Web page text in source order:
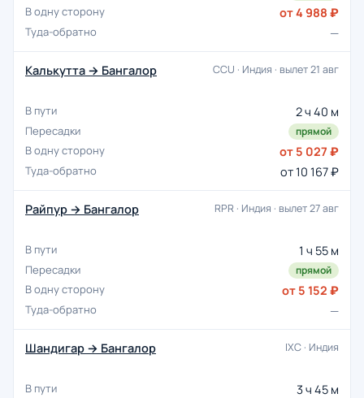
от 4 988 ₽
—
Калькутта → Бангалор CCU · Индия · вылет 21 авг
2 ч 40 м
прямой
от 5 027 ₽
от 10 167 ₽
Райпур → Бангалор RPR · Индия · вылет 27 авг
1 ч 55 м
прямой
от 5 152 ₽
—
Шандигар → Бангалор IXC · Индия
3 ч 45 м